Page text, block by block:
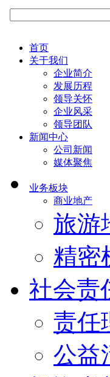
首页
关于我们
企业简介
发展历程
领导关怀
企业风采
领导团队
新闻中心
公司新闻
媒体聚焦
业务板块
商业地产
旅游
精密
社会责
责任
公益